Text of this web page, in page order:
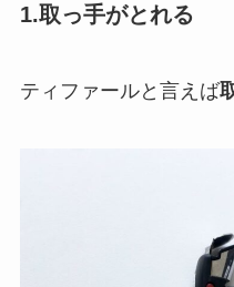
1.取っ手がとれる
ティファールと言えば